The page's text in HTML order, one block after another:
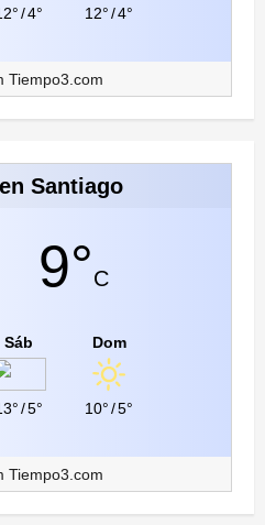
/4° 12°/4°
Tiempo3.com
Santiago
9°C
Sáb
/5°
Dom
10°/5°
Tiempo3.com